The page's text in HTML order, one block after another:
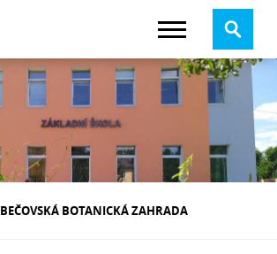
BEČOVSKÁ BOTANICKÁ ZAHRADA